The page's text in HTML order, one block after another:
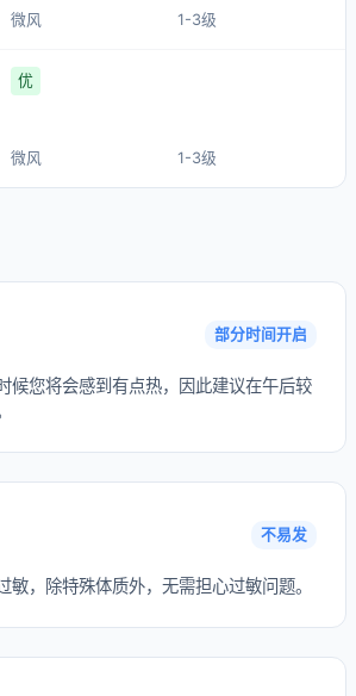
微风 1-3级
优
微风 1-3级
部分时间开启
候您将会感到有点热，因此建议在午后较
不易发
敏，除特殊体质外，无需担心过敏问题。